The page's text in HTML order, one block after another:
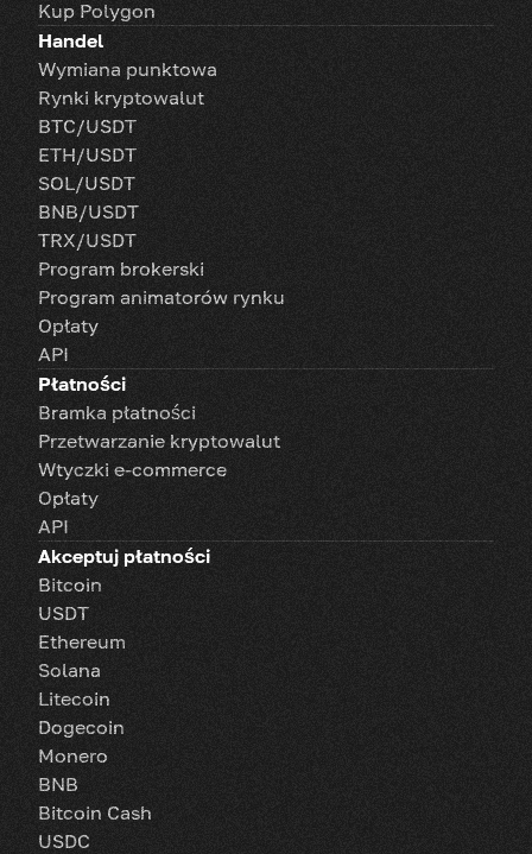
Kup Polygon
Handel
Wymiana punktowa
Rynki kryptowalut
BTC/USDT
ETH/USDT
SOL/USDT
BNB/USDT
TRX/USDT
Program brokerski
Program animatorów rynku
Opłaty
API
Płatności
Bramka płatności
Przetwarzanie kryptowalut
Wtyczki e-commerce
Opłaty
API
Akceptuj płatności
Bitcoin
USDT
Ethereum
Solana
Litecoin
Dogecoin
Monero
BNB
Bitcoin Cash
USDC